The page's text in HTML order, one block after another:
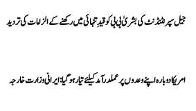
جیل سپرنٹنڈنٹ کی بشریٰ بی بی کو قیدِ تنہائی میں رکھنے کے الزامات کی تردید
امریکا دوبارہ اپنے وعدوں پر عملدرآمد کیلئے تیار ہو گیا: ایرانی وزارت خارجہ